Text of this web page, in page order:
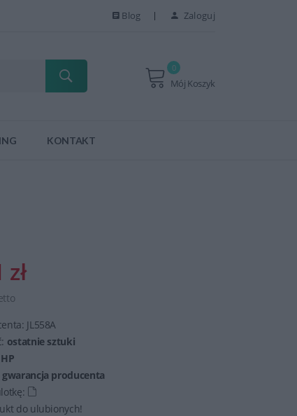
Blog Zaloguj
Mój Koszyk
0
KONTAKT
JL558A
ostatnie sztuki
HP
gwarancja producenta
do ulubionych!